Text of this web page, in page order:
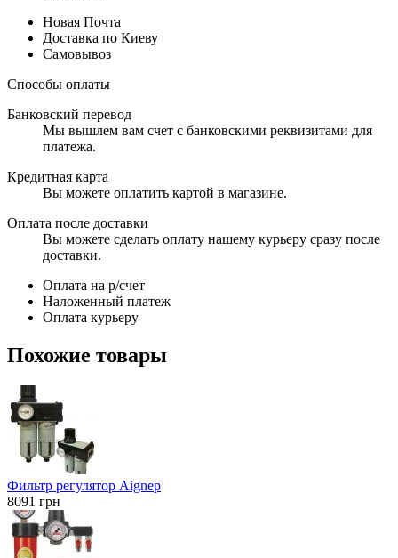
Новая Почта
Доставка по Киеву
Самовывоз
Способы оплаты
Банковский перевод
Мы вышлем вам счет с банковскими реквизитами для
платежа.
Кредитная карта
Вы можете оплатить картой в магазине.
Оплата после доставки
Вы можете сделать оплату нашему курьеру сразу после
доставки.
Оплата на р/счет
Наложенный платеж
Оплата курьеру
Похожие товары
Фильтр регулятор Aignep
8091 грн